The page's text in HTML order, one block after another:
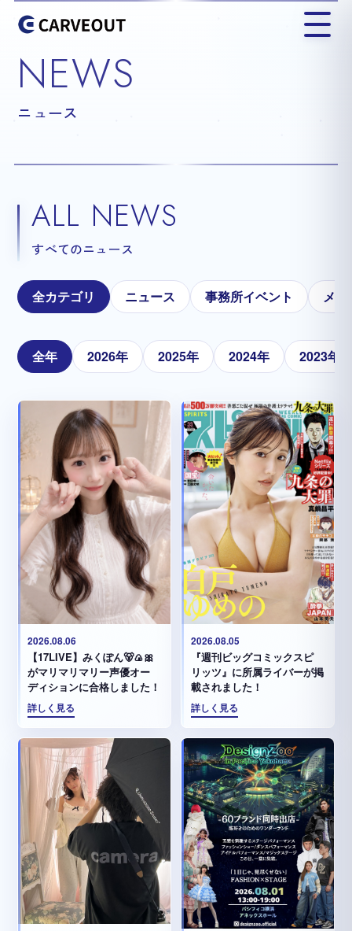
NEWS
ニュース
ALL NEWS
すべてのニュース
全カテゴリ ニュース 事務所イベント メ
全年 2026年 2025年 2024年 2023年
2026.08.06
【17LIVE】みくぽん🐻🍙🎀
がマリマリマリー声優オー
ディションに合格しました！
詳しく見る
2026.08.05
『週刊ビッグコミックスピ
リッツ』に所属ライバーが掲
載されました！
詳しく見る